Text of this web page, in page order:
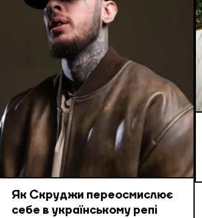
Як Скруджи переосмислює
себе в українському репі